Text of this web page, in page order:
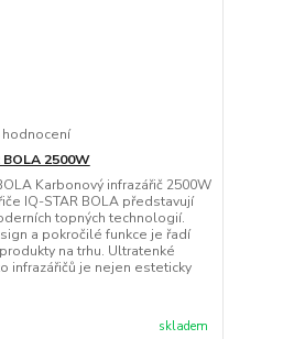
hodnocení
2500W
Karbonový infrazářič 2500W
IQ-STAR BOLA představují
topných technologií.
a pokročilé funkce je řadí
na trhu. Ultratenké
infrazářičů je nejen esteticky
skladem